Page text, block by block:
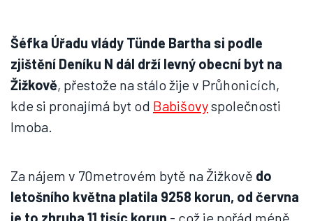
Šéfka Úřadu vlády Tünde Bartha si podle
zjištění Deníku N dál drží levný obecní byt na
Žižkově, přestože na stálo žije v Průhonicích,
kde si pronajímá byt od Babišovyspolečnosti
Imoba.
Za nájem v 70metrovém bytě na Žižkově do
letošního května platila 9258 korun, od června
je to zhruba 11 tisíc korun - což je pořád méně